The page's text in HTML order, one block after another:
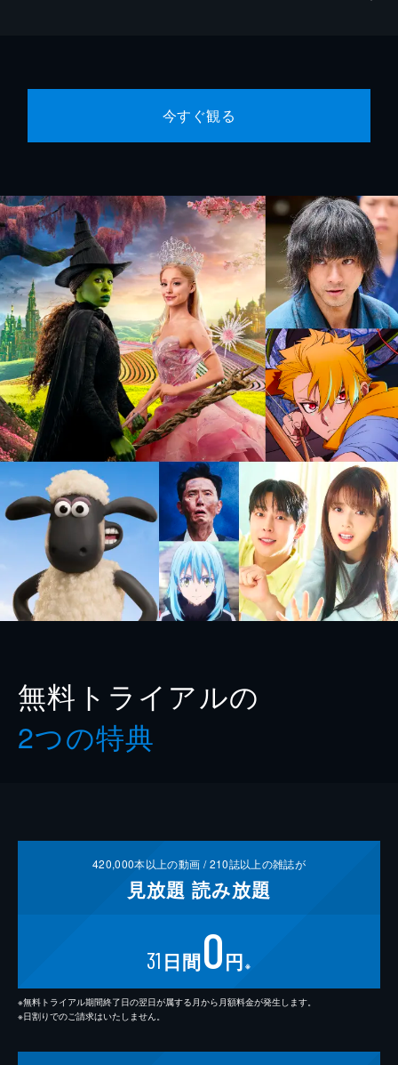
今すぐ観る
無料トライアルの
2つの特典
420,000本以上の動画 /210誌以上の雑誌が
見放題 読み放題
31 日間0円 ※
※無料トライアル期間終了日の翌日が属する月から月額料金が発生します。
※日割りでのご請求はいたしません。